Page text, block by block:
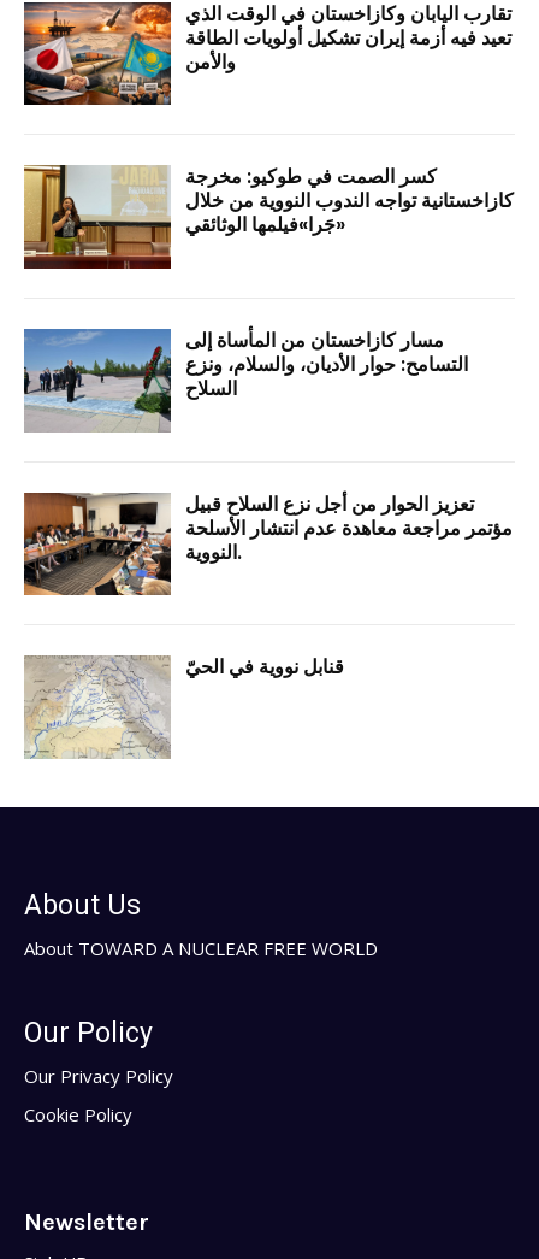
تقارب اليابان وكازاخستان في الوقت الذي
تعيد فيه أزمة إيران تشكيل أولويات الطاقة
والأمن
كسر الصمت في طوكيو: مخرجة
كازاخستانية تواجه الندوب النووية من خلال
«جَرا»فيلمها الوثائقي
مسار كازاخستان من المأساة إلى
التسامح: حوار الأديان، والسلام، ونزع
السلاح
تعزيز الحوار من أجل نزع السلاح قبيل
مؤتمر مراجعة معاهدة عدم انتشار الأسلحة
النووية.
قنابل نووية في الحيّ
About Us
About TOWARD A NUCLEAR FREE WORLD
Our Policy
Our Privacy Policy
Cookie Policy
Newsletter